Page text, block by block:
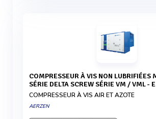
COMPRESSEUR À VIS NON LUBRIFIÉES MONO ÉTAGÉ -
SÉRIE DELTA SCREW SÉRIE VM / VML - E
COMPRESSEUR À VIS AIR ET AZOTE
AERZEN